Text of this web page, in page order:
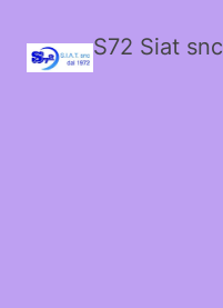
S72 Siat snc